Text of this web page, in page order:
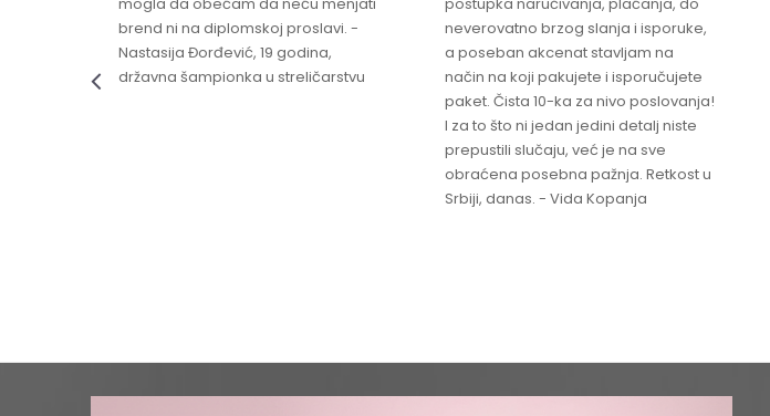
brend ni na diplomskoj proslavi. -
Nastasija Đorđević, 19 godina,
državna šampionka u streličarstvu
neverovatno brzog slanja i isporuke,
a poseban akcenat stavljam na
način na koji pakujete i isporučujete
paket. Čista 10-ka za nivo poslovanja!
I za to što ni jedan jedini detalj niste
prepustili slučaju, već je na sve
obraćena posebna pažnja. Retkost u
Srbiji, danas. - Vida Kopanja